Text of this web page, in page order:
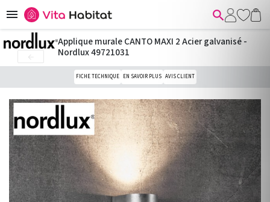
 
Applique murale CANTO MAXI 2 Acier galvanisé -
Nordlux 49721031
FICHE TECHNIQUE EN SAVOIR PLUS AVIS CLIENT